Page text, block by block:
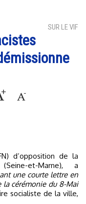
SUR LE VIF
et-Marne), a
une courte lettre en
cérémonie du 8-Mai
socialiste de la ville,